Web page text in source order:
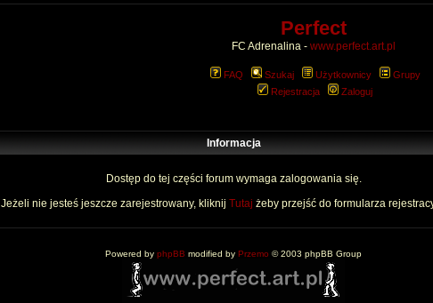
Perfect
FC Adrenalina - www.perfect.art.pl
FAQ Szukaj Użytkownicy
Grupy
Rejestracja
Zaloguj
Informacja
Dostęp do tej części forum wymaga zalogowania się.
Jeżeli nie jesteś jeszcze zarejestrowany, kliknij Tutaj żeby przejść do formularza
Powered by phpBB modified by Przemo © 2003 phpBB Group